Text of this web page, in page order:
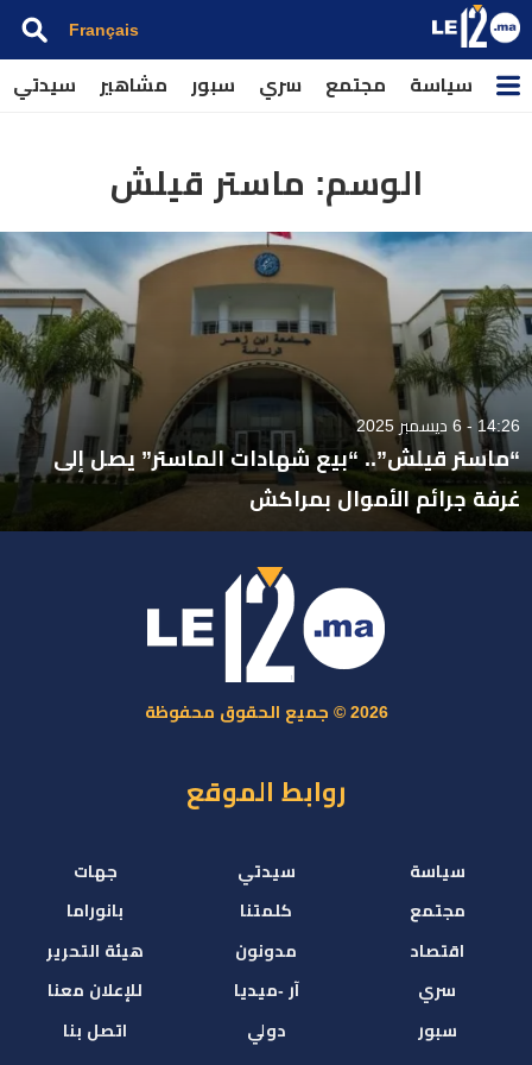
Français
سياسة مجتمع سري سبور مشاهير سيدتي
الوسم: ماستر قيلش
14:26 - 6 ديسمبر 2025
“ماستر قيلش”.. “بيع شهادات الماستر” يصل إلى
غرفة جرائم الأموال بمراكش
2026 © جميع الحقوق محفوظة
روابط الموقع
سياسة
مجتمع
اقتصاد
سري
سبور
سيدتي
كلمتنا
مدونون
آر -ميديا
دولي
جهات
بانوراما
هيئة التحرير
للإعلان معنا
اتصل بنا